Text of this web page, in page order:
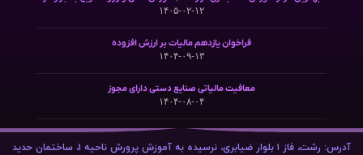
۱۴۰۵-۰۲-۱۲
فراخوان یازدهم مالیات بر ارزش افزوده
۱۴۰۴-۰۹-۱۳
معافیت مالیاتی صنایع دستی دارای مجوز
۱۴۰۴-۰۸-۰۴
آدرس: رشت، فاز ۱ بلوار ضیابری، نرسیده به آموزش پرورش ناحیه ۱، ساختمان حدید